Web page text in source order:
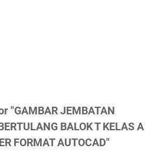
"GAMBAR JEMBATAN
BALOK T KELAS A
FORMAT AUTOCAD"